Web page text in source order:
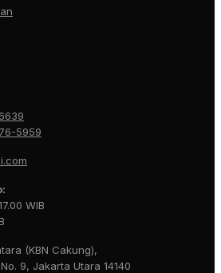
5959
WIB
(KBN Cakung),
9, Jakarta Utara 14140